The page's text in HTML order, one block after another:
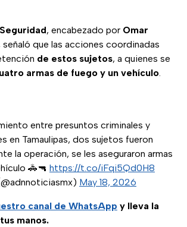
, encabezado por Omar
señaló que las acciones coordinadas
de estos sujetos, a quienes se
armas de fuego y un vehículo.
entre presuntos criminales y
en Tamaulipas, dos sujetos fueron
la operación, se les aseguraron armas
🚓🔫 https://t.co/iFqi5Qd0H8
May 18, 2026
canal de WhatsApp y lleva la
manos.